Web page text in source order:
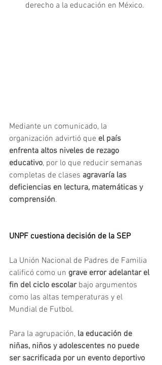
derecho a la educación en México.
Mediante un comunicado, la
organización advirtió que el país
enfrenta altos niveles de rezago
educativo, por lo que reducir semanas
completas de clases agravaría las
deficiencias en lectura, matemáticas y
comprensión.
UNPF cuestiona decisión de la SEP
La Unión Nacional de Padres de Familia
calificó como un grave error adelantar el
fin del ciclo escolar bajo argumentos
como las altas temperaturas y el
Mundial de Futbol.
Para la agrupación, la educación de
niñas, niños y adolescentes no puede
ser sacrificada por un evento deportivo